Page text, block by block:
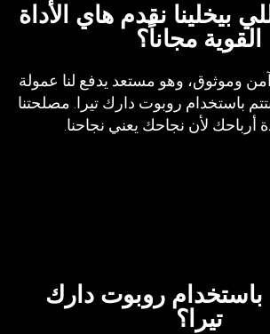
بيخلينا نقدم هاي الأداة
القوية مجاناً؟
وموثوق، وهو مستعد يدفع لنا عمولة
باستخدام روبوت دارك تيرا. مصلحتنا
أرباحك لأن نجاحك يعني نجاحنا.
باستخدام روبوت دارك
تيرا؟